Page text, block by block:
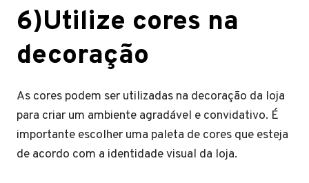
6)Utilize cores na
decoração
As cores podem ser utilizadas na decoração da loja
para criar um ambiente agradável e convidativo. É
importante escolher uma paleta de cores que esteja
de acordo com a identidade visual da loja.